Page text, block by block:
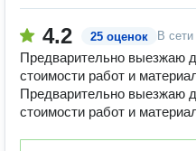
4.2 25 оценок В сети
Предварительно выезжаю
стоимости работ и
Предварительно выезжаю
стоимости работ и